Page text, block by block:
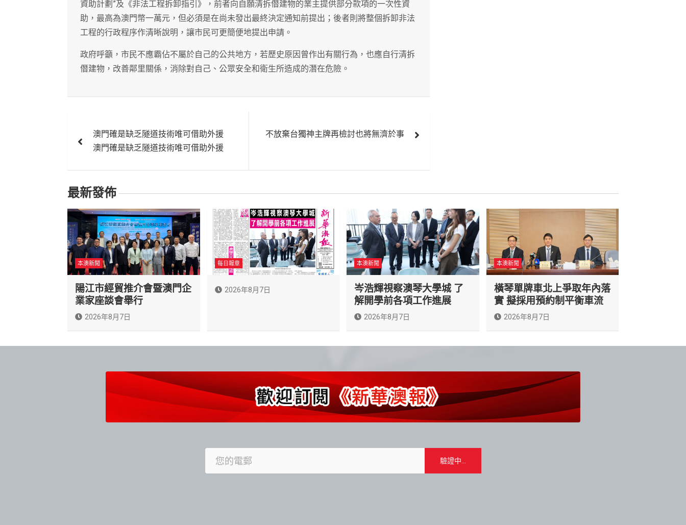
資助計劃”及《非法工程拆卸指引》，前者向自願清拆僭建物的業主提供部分款項的一次性資
助，最高為澳門幣一萬元，但必須是在尚未發出最終決定通知前提出；後者則將整個拆卸非法
工程的行政程序作清晰說明，讓市民可更簡便地提出申請。
政府呼籲，市民不應霸佔不屬於自己的公共地方，若歷史原因曾作出有關行為，也應自行清拆
僭建物，改善鄰里關係，消除對自己、公眾安全和衛生所造成的潛在危險。
章
覽
澳門確是缺乏隧道技術唯可借助外援
澳門確是缺乏隧道技術唯可借助外援
不放棄台獨神主牌再檢討也將無濟於事
最新發佈
本澳新聞
陽江市經貿推介會暨澳門企
業家座談會舉行
2026年8月7日
每日報章
2026年8月7日
本澳新聞
岑浩輝視察澳琴大學城 了
解開學前各項工作進展
2026年8月7日
本澳新聞
橫琴單牌車北上爭取年內落
實 擬採用預約制平衡車流
2026年8月7日